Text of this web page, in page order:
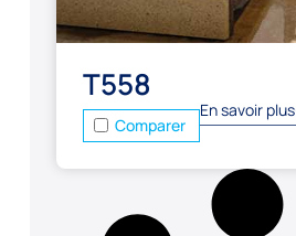
T558
Comparer
En savoir plus